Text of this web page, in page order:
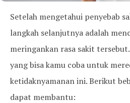
Setelah mengetahui penyebab
langkah selanjutnya adalah
meringankan rasa sakit
yang bisa kamu coba untuk
ketidaknyamanan ini. Berikut
dapat membantu: